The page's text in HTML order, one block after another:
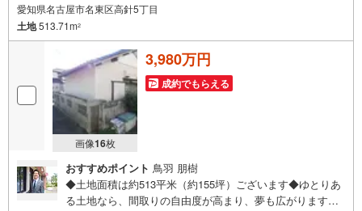
愛知県名古屋市名東区高針5丁目
土地513.71m2
画像16枚
3,980万円
成約でもらえる
おすすめポイント 鳥羽 朋樹
◆土地面積は約513平米（約155坪）ございます◆ゆとりあ
る土地なら、間取りの自由度が高まり、夢も広がります